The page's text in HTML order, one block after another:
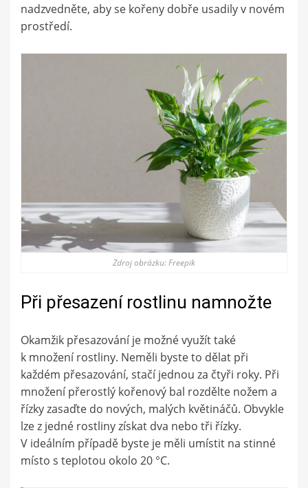
nadzvedněte, aby se kořeny dobře usadily v novém
prostředí.
Zdroj obrázku: Freepik
Při přesazení rostlinu namnožte
Okamžik přesazování je možné využít také
k množení rostliny. Neměli byste to dělat při
každém přesazování, stačí jednou za čtyři roky. Při
množení přerostlý kořenový bal rozdělte nožem a
řízky zasaďte do nových, malých květináčů. Obvykle
lze z jedné rostliny získat dva nebo tři řízky.
V ideálním případě byste je měli umístit na stinné
místo s teplotou okolo 20 °C.